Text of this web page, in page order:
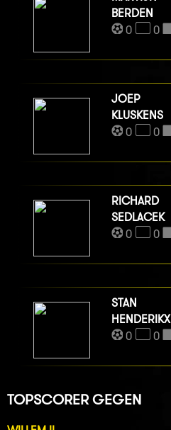
BERDEN
0
0
JOEP
KLUSKENS
0
0
RICHARD
SEDLACEK
0
0
STAN
HENDERIKX
0
0
TOPSCORER GEGEN